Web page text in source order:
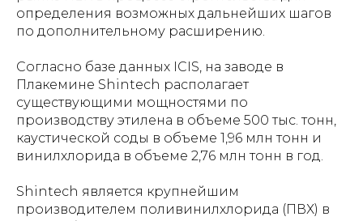
определения возможных дальнейших шагов
по дополнительному расширению.
Согласно базе данных ICIS, на заводе в
Плакемине Shintech располагает
существующими мощностями по
производству этилена в объеме 500 тыс. тонн,
каустической соды в объеме 1,96 млн тонн и
винилхлорида в объеме 2,76 млн тонн в год.
Shintech является крупнейшим
производителем поливинилхлорида (ПВХ) в